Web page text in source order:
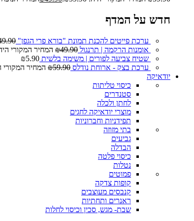
חדש על המדף
ערכת פייטים להכנת תמונת "בורא פרי הגפן"
אומנות הרקמה | תרנגול
₪49.90 המחיר המקורי היה:
שטיח צביעה לפורים | משימה בלשית
₪5.90
ערכת בצק - ארוחת נודלס
₪59.90 המחיר המקורי היה:
יודאיקה
כיסוי טליתות
סטנדרים
לחתן ולכלה
מוצרי יודאיקה לחגים
תפידניות וחברוניות
בתי מזוזה
גביעים
הבדלה
כיסוי פלטה
נטלות
פמוטים
קופות צדקה
קנבסים מעוצבים
ראנרים ותחתיות
שבת- מגש, סכין וכיסוי לחלות